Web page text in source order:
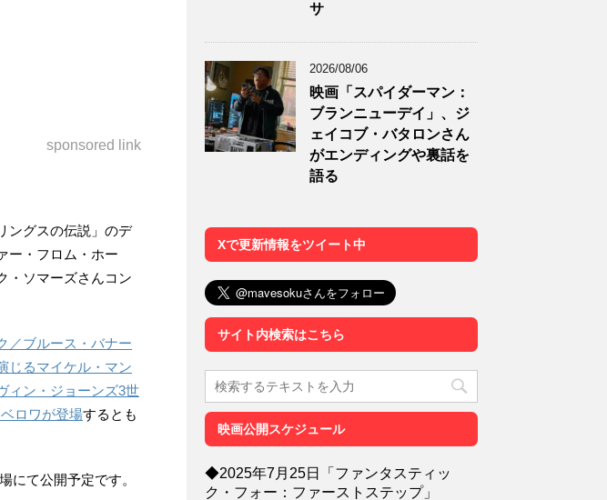
sponsored link
ングスの伝説」のデ
ー・フロム・ホー
・ソマーズさんコン
／ブルース・バナー
じるマイケル・マン
ィン・ジョーンズ3世
ロワが登場するとも
にて公開予定です。
サ
2026/08/06
映画「スパイダーマン：
ブランニューデイ」、ジ
ェイコブ・バタロンさん
がエンディングや裏話を
語る
Xで更新情報をツイート中
サイト内検索はこちら
映画公開スケジュール
◆2025年7月25日「ファンタスティッ
ク・フォー：ファーストステップ」